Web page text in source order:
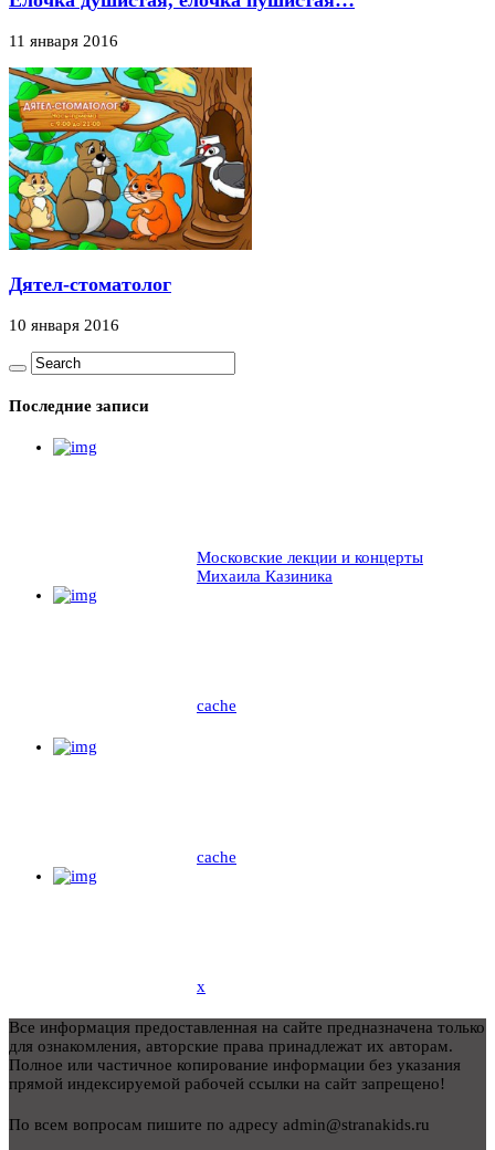
11 января 2016
Дятел-стоматолог
10 января 2016
Последние записи
Московские лекции и концерты
Михаила Казиника
cache
cache
x
Все информация предоставленная на сайте предназначена только
для ознакомления, авторские права принадлежат их авторам.
Полное или частичное копирование информации без указания
прямой индексируемой рабочей ссылки на сайт запрещено!
По всем вопросам пишите по адресу admin@stranakids.ru